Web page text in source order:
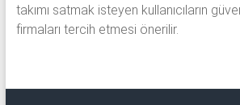
takımı satmak isteyen kullanıcıların
firmaları tercih etmesi önerilir.